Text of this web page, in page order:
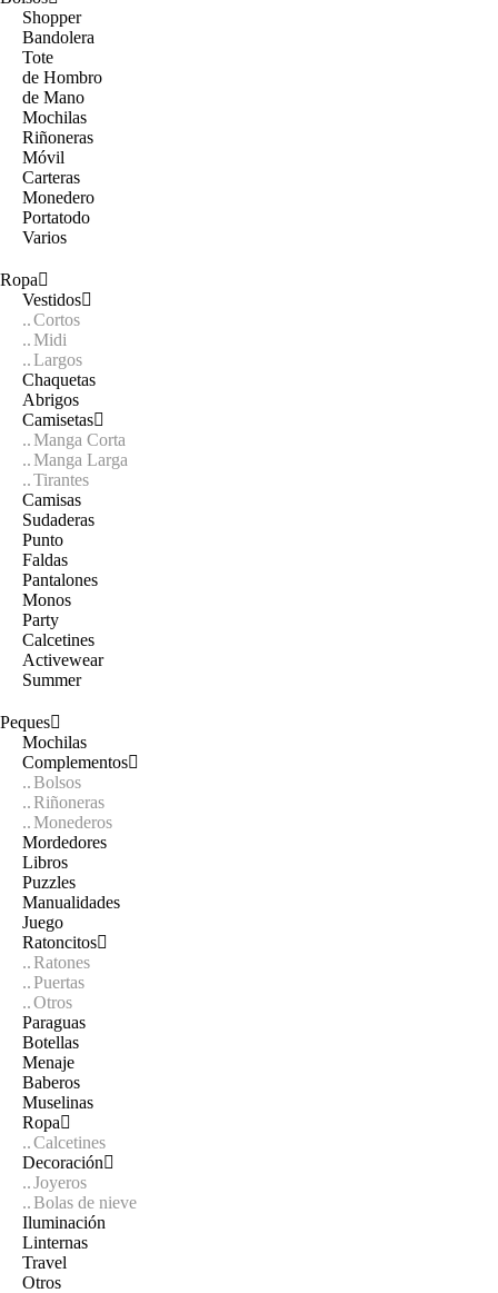
Shopper
Bandolera
Tote
de Hombro
de Mano
Mochilas
Riñoneras
Móvil
Carteras
Monedero
Portatodo
Varios
Ropa
Vestidos
Cortos
Midi
Largos
Chaquetas
Abrigos
Camisetas
Manga Corta
Manga Larga
Tirantes
Camisas
Sudaderas
Punto
Faldas
Pantalones
Monos
Party
Calcetines
Activewear
Summer
Peques
Mochilas
Complementos
Bolsos
Riñoneras
Monederos
Mordedores
Libros
Puzzles
Manualidades
Juego
Ratoncitos
Ratones
Puertas
Otros
Paraguas
Botellas
Menaje
Baberos
Muselinas
Ropa
Calcetines
Decoración
Joyeros
Bolas de nieve
Iluminación
Linternas
Travel
Otros